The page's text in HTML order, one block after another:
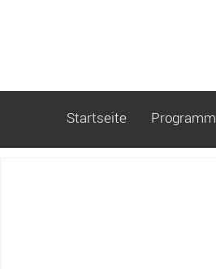
Startseite Programm